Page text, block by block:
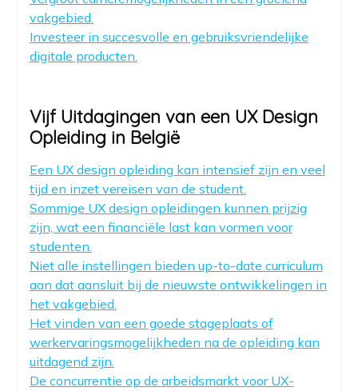
vakgebied.
Investeer in succesvolle en gebruiksvriendelijke
digitale producten.
Vijf Uitdagingen van een UX Design
Opleiding in België
Een UX design opleiding kan intensief zijn en veel
tijd en inzet vereisen van de student.
Sommige UX design opleidingen kunnen prijzig
zijn, wat een financiële last kan vormen voor
studenten.
Niet alle instellingen bieden up-to-date curriculum
aan dat aansluit bij de nieuwste ontwikkelingen in
het vakgebied.
Het vinden van een goede stageplaats of
werkervaringsmogelijkheden na de opleiding kan
uitdagend zijn.
De concurrentie op de arbeidsmarkt voor UX-